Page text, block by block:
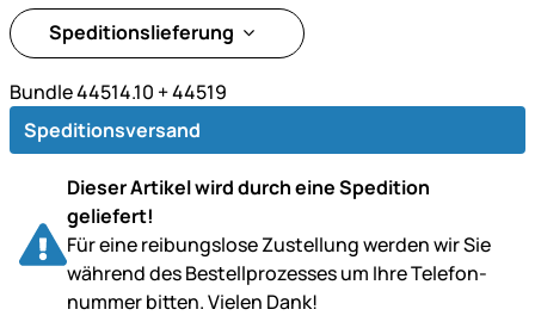
Speditionslieferung
Bundle 44514.10 + 44519
Speditionsversand
Dieser Artikel wird durch eine Spedition
geliefert!
Für eine reibungslose Zustellung werden wir Sie
während des Bestell­prozesses um Ihre Telefon­
nummer bitten. Vielen Dank!